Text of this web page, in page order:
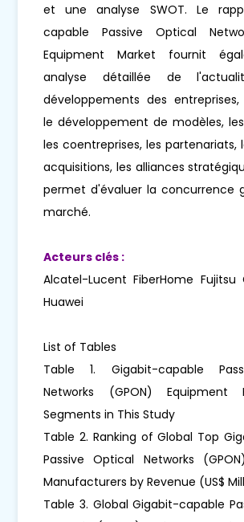
et une analyse SWOT. Le
capable Passive Optical
Equipment Market fournit
analyse détaillée de
développements des
le développement de modèles,
les coentreprises, les partenariats,
acquisitions, les alliances
permet d'évaluer la concurrence
marché.
Acteurs clés :
Alcatel-Lucent FiberHome Fujitsu
Huawei
List of Tables
Table 1. Gigabit-capable
Networks (GPON) Equipment
Segments in This Study
Table 2. Ranking of Global Top
Passive Optical Networks
Manufacturers by Revenue (US$
Table 3. Global Gigabit-capable